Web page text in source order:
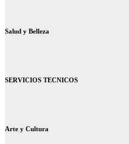
Salud y Belleza
SERVICIOS TECNICOS
Arte y Cultura